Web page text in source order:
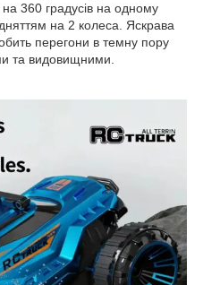
360 градусів на одному
на 2 колеса. Яскрава
перегони в темну пору
та видовищними.